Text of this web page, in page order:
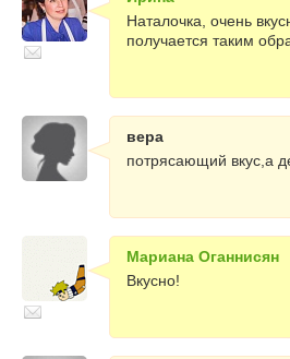
Наталочка, очень
получается таким
вера
потрясающий вкус,а
Мариана Оганнисян
Вкусно!